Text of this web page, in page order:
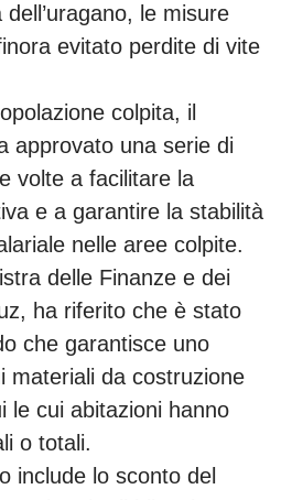
dell’uragano, le misure
evitato perdite di vite
colpita, il
approvato una serie di
volte a facilitare la
e a garantire la stabilità
nelle aree colpite.
delle Finanze e dei
ha riferito che è stato
che garantisce uno
materiali da costruzione
le cui abitazioni hanno
o totali.
include lo sconto del